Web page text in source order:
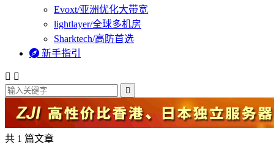
Evoxt/亚洲优化大带宽
lightlayer/全球多机房
Sharktech/高防首选
 新手指引
 

共 1 篇文章